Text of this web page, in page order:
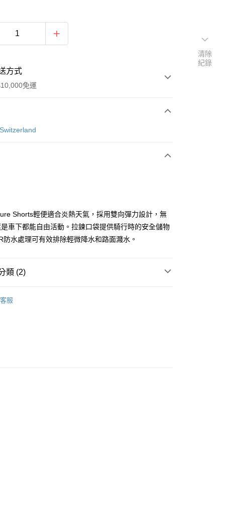
方式
免運
款
貨
款
Shorts輕便適合炎熱天氣，採用雙向彈力設計，無
車下都能自由活動。拉鍊口袋提供騎行時的安全儲物
防水處理可有效排除輕微降水和路面濺水。
類 (2)
客服
清除
紀錄